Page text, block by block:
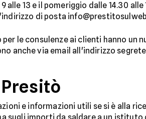
alle 13 e il pomeriggio dalle 14.30
di posta
le consulenze ai clienti hanno un
anche via email all'indirizzo
e informazioni utili se si è alla